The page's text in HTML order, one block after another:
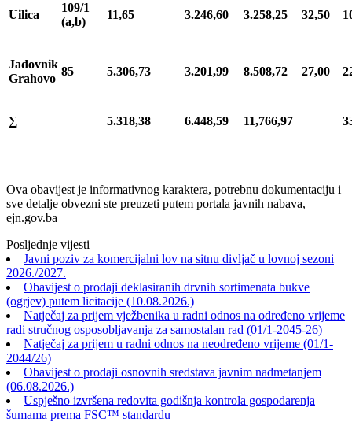
Uilica
109/1
(a,b)
11,65 3.246,60 3.258,25 32,50
Jadovnik
Grahovo
85 5.306,73 3.201,99 8.508,72 27,00
∑ 5.318,38 6.448,59 11,766,97
Ova obavijest je informativnog karaktera, potrebnu dokumentaciju i
sve detalje obvezni ste preuzeti putem portala javnih nabava,
ejn.gov.ba
Posljednje vijesti
Javni poziv za komercijalni lov na sitnu divljač u lovnoj sezoni
2026./2027.
Obavijest o prodaji deklasiranih drvnih sortimenata bukve
(ogrjev) putem licitacije (10.08.2026.)
Natječaj za prijem vježbenika u radni odnos na određeno vrijeme
radi stručnog osposobljavanja za samostalan rad (01/1-2045-26)
Natječaj za prijem u radni odnos na neodređeno vrijeme (01/1-
2044/26)
Obavijest o prodaji osnovnih sredstava javnim nadmetanjem
(06.08.2026.)
Uspješno izvršena redovita godišnja kontrola gospodarenja
šumama prema FSC™ standardu